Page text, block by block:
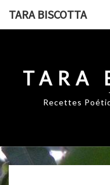
TARA BISCOTTA
TARA
Recettes